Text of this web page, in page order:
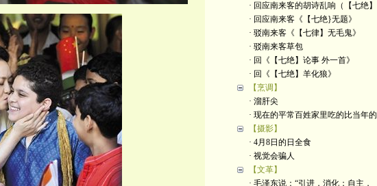
· 回应南来客的胡诗乱响（【七绝】
· 回应南来客《【七绝}无题》
· 驳南来客《【七律】无毛鬼》
· 驳南来客草包
· 回《【七绝】论事 外一首》
· 回《【七绝】羊化狼》
【烹调】
· 溜肝尖
· 现在的平常百姓家里吃的比当年的
【摄影】
· 4月8日的日全食
· 视觉会骗人
【文革】
· 毛泽东说：“引进，消化；自主，